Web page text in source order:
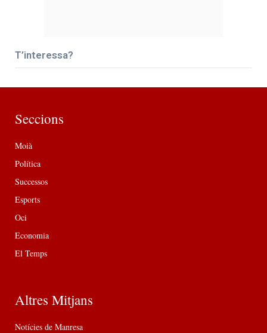
T’interessa?
Seccions
Moià
Política
Successos
Esports
Oci
Economia
El Temps
Altres Mitjans
Notícies de Manresa